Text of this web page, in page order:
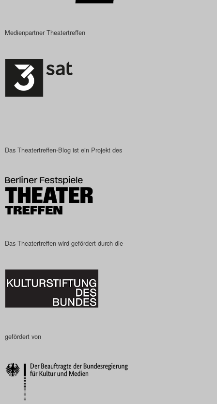
Das Theatertreffen-Blog
Das Theatertreffen-Blog
Impressum
Nutzungsbedingungen
Search
Medienpartner Theatertreffen
Das Theatertreffen-Blog ist ein Projekt des
Das Theatertreffen wird gefördert durch die
gefördert von